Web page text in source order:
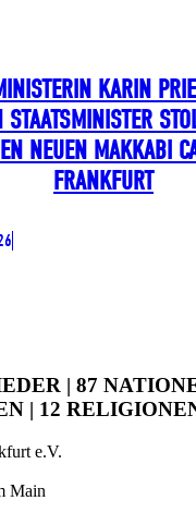
KARIN
STAATSMINISTER
NEUEN MAKKABI
FRANKFURT
| 87
| 12
e.V.
Main